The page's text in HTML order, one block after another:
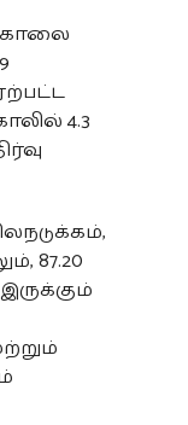
காலை
4.3
87.20